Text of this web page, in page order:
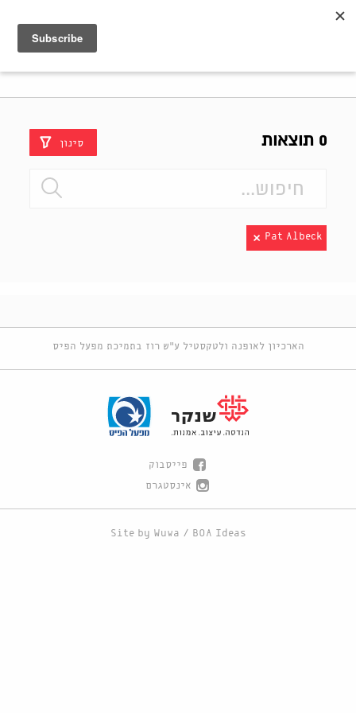
0 תוצאות סינון
Pat Albeck
הארכיון לאופנה ולטקסטיל ע"ש רוז בתמיכת מפעל הפיס
פייסבוק
אינסטגרם
Site by Wuwa / BOA Ideas